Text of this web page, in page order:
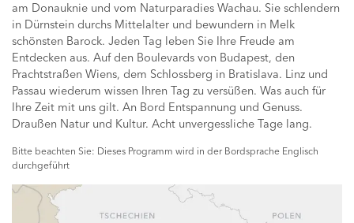
am Donauknie und vom Naturparadies Wachau. Sie schlendern
in Dürnstein durchs Mittelalter und bewundern in Melk
schönsten Barock. Jeden Tag leben Sie Ihre Freude am
Entdecken aus. Auf den Boulevards von Budapest, den
Prachtstraßen Wiens, dem Schlossberg in Bratislava. Linz und
Passau wiederum wissen Ihren Tag zu versüßen. Was auch für
Ihre Zeit mit uns gilt. An Bord Entspannung und Genuss.
Draußen Natur und Kultur. Acht unvergessliche Tage lang.
Bitte beachten Sie: Dieses Programm wird in der Bordsprache Englisch
durchgeführt